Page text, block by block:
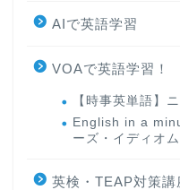
AIで英語学習
VOAで英語学習！
【時事英単語】
English in a
ーズ・イディオム
英検・TEAP対策講